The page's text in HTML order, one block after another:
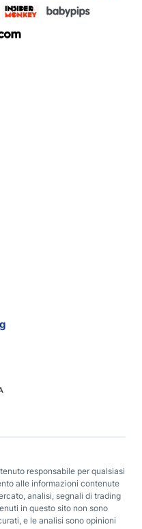
responsabile per qualsiasi
alle informazioni contenute
analisi, segnali di trading
in questo sito non sono
e le analisi sono opinioni